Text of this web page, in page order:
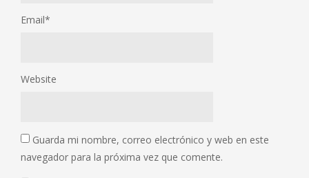
Email*
Website
Guarda mi nombre, correo electrónico y web en este
navegador para la próxima vez que comente.